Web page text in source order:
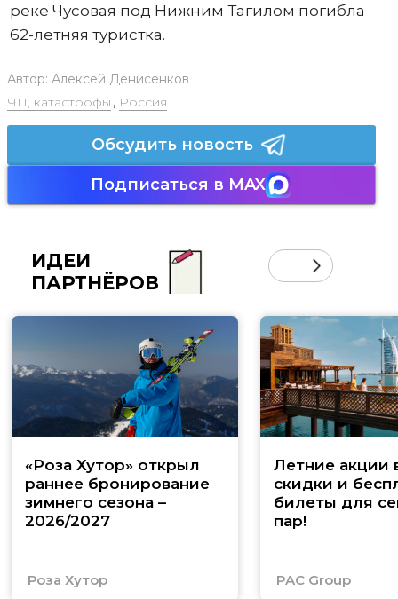
реке Чусовая под Нижним Тагилом погибла
62-летняя туристка.
Автор: Алексей Денисенков
ЧП, катастрофы , Россия
Обсудить новость
Подписаться в MAX
ИДЕИ
ПАРТНЁРОВ
«Роза Хутор» открыл
раннее бронирование
зимнего сезона –
2026/2027
Роза Хутор
Летние акции
скидки и
билеты для
пар!
PAC Group